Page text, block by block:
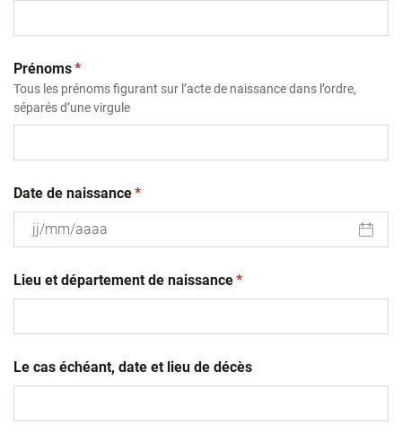
Prénoms(obligatoire)
*
Tous les prénoms figurant sur l’acte de naissance dans l’ordre,
séparés d’une virgule
Date de naissance(obligatoire)
*
slash
MM
Lieu et département de naissance(obligatoire)
*
Le cas échéant, date et lieu de décès